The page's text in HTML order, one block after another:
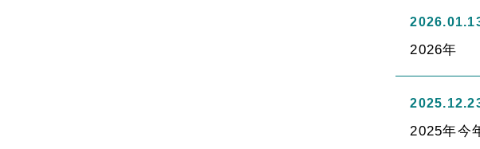
2026年
2025年今